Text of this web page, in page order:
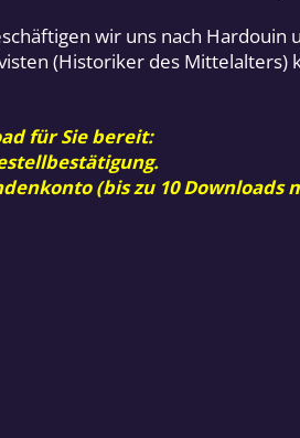
wir uns nach Hardouin
(Historiker des Mittelalters)
für Sie bereit:
(bis zu 10 Downloads